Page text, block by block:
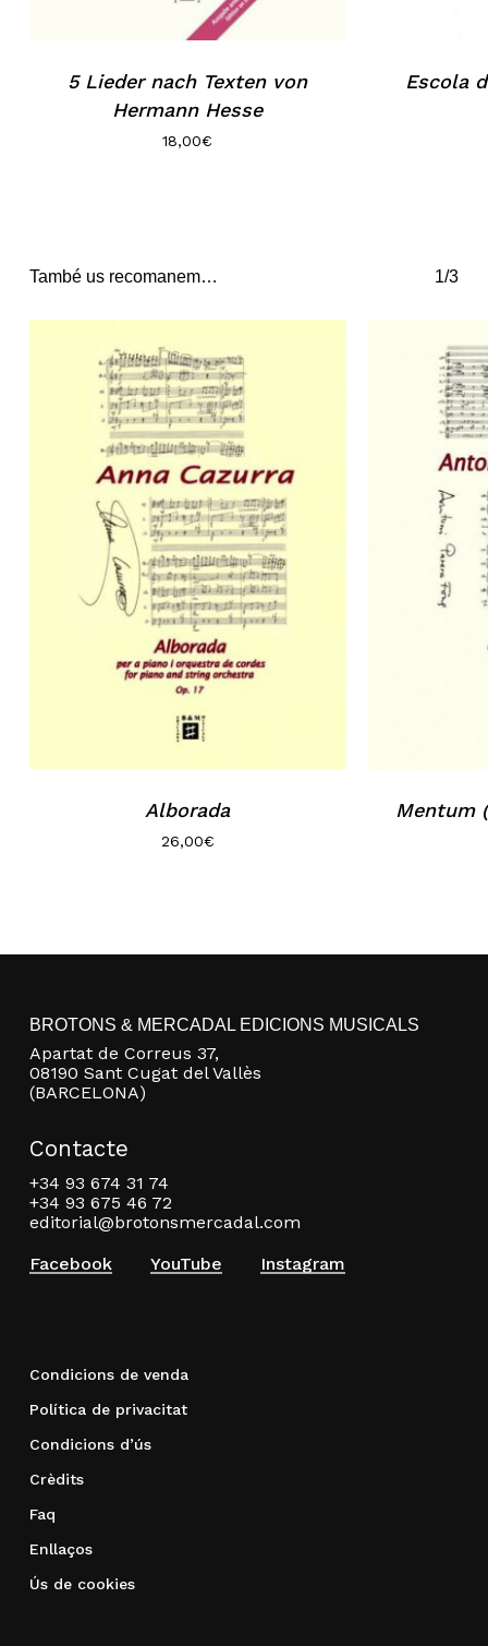
5 Lieder nach Texten von
Hermann Hesse
18,00€
Escola
També us recomanem… 1/3
Alborada
26,00€
Mentum
BROTONS & MERCADAL EDICIONS MUSICALS
Apartat de Correus 37,
08190 Sant Cugat del Vallès
(BARCELONA)
Contacte
+34 93 674 31 74
+34 93 675 46 72
editorial@brotonsmercadal.com
Facebook
YouTube Instagram
Condicions de venda
Política de privacitat
Condicions d’ús
Crèdits
Faq
Enllaços
Ús de cookies